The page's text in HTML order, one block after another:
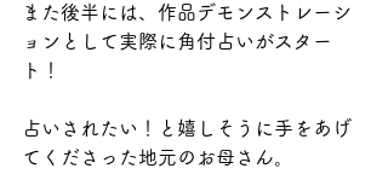
また後半には、作品デモンストレーシ
ョンとして実際に角付占いがスター
ト！
占いされたい！と嬉しそうに手をあげ
てくださった地元のお母さん。